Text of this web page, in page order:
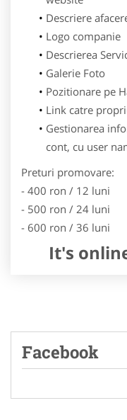
Descriere
Logo companie
Descrierea
Galerie Foto
Pozitionare pe
Link catre
Gestionarea
cont, cu user
Preturi promovare:
- 400 ron / 12 luni
- 500 ron / 24 luni
- 600 ron / 36 luni
It's
Facebook